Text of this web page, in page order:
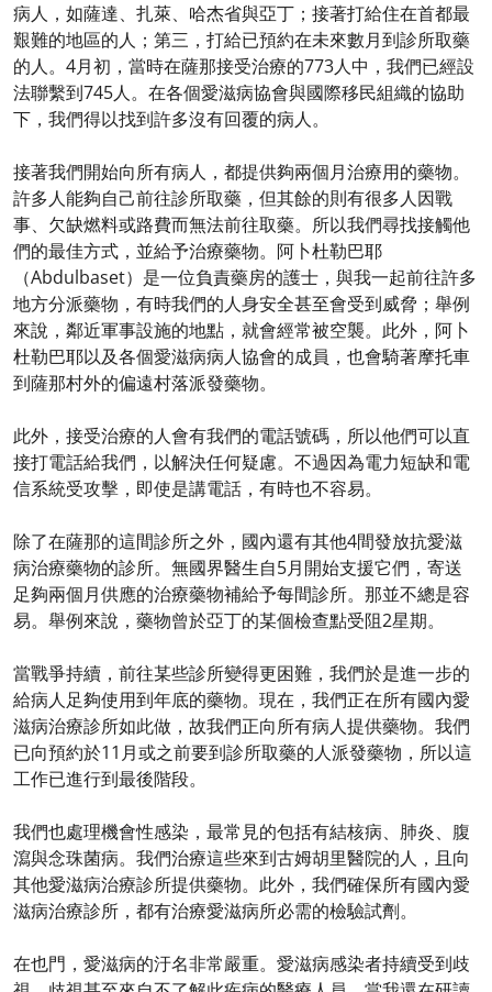
病人，如薩達、扎萊、哈杰省與亞丁；接著打給住在首都最
艱難的地區的人；第三，打給已預約在未來數月到診所取藥
的人。4月初，當時在薩那接受治療的773人中，我們已經設
法聯繫到745人。在各個愛滋病協會與國際移民組織的協助
下，我們得以找到許多沒有回覆的病人。
接著我們開始向所有病人，都提供夠兩個月治療用的藥物。
許多人能夠自己前往診所取藥，但其餘的則有很多人因戰
事、欠缺燃料或路費而無法前往取藥。所以我們尋找接觸他
們的最佳方式，並給予治療藥物。阿卜杜勒巴耶
（Abdulbaset）是一位負責藥房的護士，與我一起前往許多
地方分派藥物，有時我們的人身安全甚至會受到威脅；舉例
來說，鄰近軍事設施的地點，就會經常被空襲。此外，阿卜
杜勒巴耶以及各個愛滋病病人協會的成員，也會騎著摩托車
到薩那村外的偏遠村落派發藥物。
此外，接受治療的人會有我們的電話號碼，所以他們可以直
接打電話給我們，以解決任何疑慮。不過因為電力短缺和電
信系統受攻擊，即使是講電話，有時也不容易。
除了在薩那的這間診所之外，國內還有其他4間發放抗愛滋
病治療藥物的診所。無國界醫生自5月開始支援它們，寄送
足夠兩個月供應的治療藥物補給予每間診所。那並不總是容
易。舉例來說，藥物曾於亞丁的某個檢查點受阻2星期。
當戰爭持續，前往某些診所變得更困難，我們於是進一步的
給病人足夠使用到年底的藥物。現在，我們正在所有國內愛
滋病治療診所如此做，故我們正向所有病人提供藥物。我們
已向預約於11月或之前要到診所取藥的人派發藥物，所以這
工作已進行到最後階段。
我們也處理機會性感染，最常見的包括有結核病、肺炎、腹
瀉與念珠菌病。我們治療這些來到古姆胡里醫院的人，且向
其他愛滋病治療診所提供藥物。此外，我們確保所有國內愛
滋病治療診所，都有治療愛滋病所必需的檢驗試劑。
在也門，愛滋病的汙名非常嚴重。愛滋病感染者持續受到歧